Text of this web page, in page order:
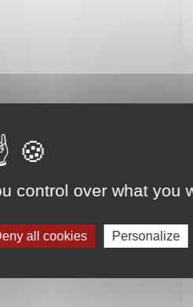
control over what you
all cookies Personalize